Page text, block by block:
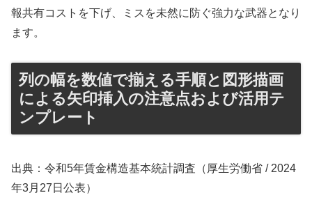
報共有コストを下げ、ミスを未然に防ぐ強力な武器となり
ます。
列の幅を数値で揃える手順と図形描画
による矢印挿入の注意点および活用テ
ンプレート
出典：令和5年賃金構造基本統計調査（厚生労働省 / 2024
年3月27日公表）